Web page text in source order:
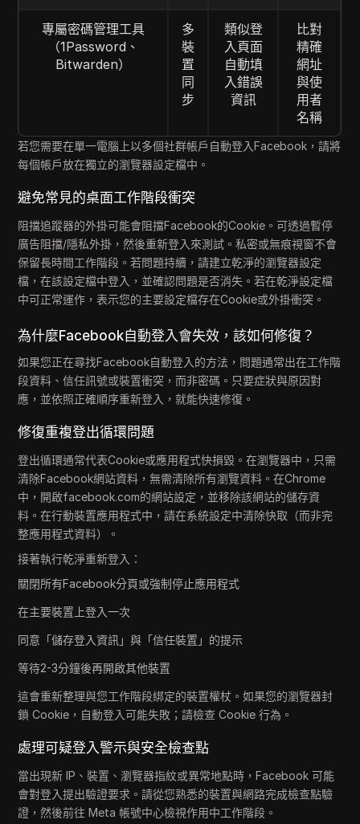
專屬密碼管理工具
（1Password、
Bitwarden）
多
裝
置
同
步
類似登
入頁面
自動填
入錯誤
資訊
比對
精確
網址
與使
用者
名稱
若您需要在單一電腦上以多個社群帳戶自動登入Facebook，請將
每個帳戶放在獨立的瀏覽器設定檔中。
避免常見的桌面工作階段衝突
阻擋追蹤器的外掛可能會阻擋Facebook的Cookie。可透過暫停
廣告阻擋/隱私外掛，然後重新登入來測試。私密或無痕視窗不會
保留長時間工作階段。若問題持續，請建立乾淨的瀏覽器設定
檔，在該設定檔中登入，並確認問題是否消失。若在乾淨設定檔
中可正常運作，表示您的主要設定檔存在Cookie或外掛衝突。
為什麼Facebook自動登入會失效，該如何修復？
如果您正在尋找Facebook自動登入的方法，問題通常出在工作階
段資料、信任訊號或裝置衝突，而非密碼。只要症狀與原因對
應，並依照正確順序重新登入，就能快速修復。
修復重複登出循環問題
登出循環通常代表Cookie或應用程式快損毀。在瀏覽器中，只需
清除Facebook網站資料，無需清除所有瀏覽資料。在Chrome
中，開啟facebook.com的網站設定，並移除該網站的儲存資
料。在行動裝置應用程式中，請在系統設定中清除快取（而非完
整應用程式資料）。
接著執行乾淨重新登入：
關閉所有Facebook分頁或強制停止應用程式
在主要裝置上登入一次
同意「儲存登入資訊」與「信任裝置」的提示
等待2-3分鐘後再開啟其他裝置
這會重新整理與您工作階段綁定的裝置權杖。如果您的瀏覽器封
鎖 Cookie，自動登入可能失敗；請檢查 Cookie 行為。
處理可疑登入警示與安全檢查點
當出現新 IP、裝置、瀏覽器指紋或異常地點時，Facebook 可能
會對登入提出驗證要求。請從您熟悉的裝置與網路完成檢查點驗
證，然後前往 Meta 帳號中心檢視作用中工作階段。